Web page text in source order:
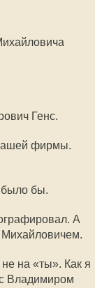
Генс.
фирмы.
было бы.
А
Михайловичем.
на «ты». Как я
с Владимиром